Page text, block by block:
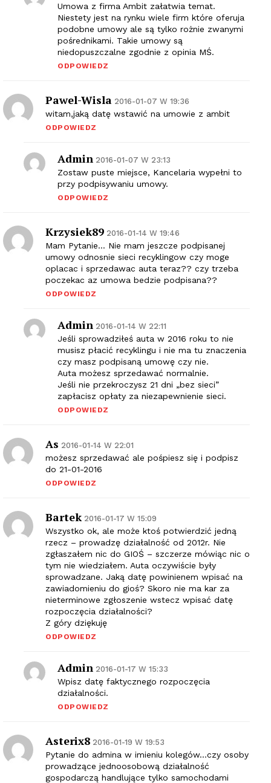
Umowa z firma Ambit załatwia temat.
Niestety jest na rynku wiele firm które oferuja
podobne umowy ale są tylko rożnie zwanymi
pośrednikami. Takie umowy są
niedopuszczalne zgodnie z opinia MŚ.
ODPOWIEDZ
Pawel-Wisla 2016-01-07 W 19:36
witam,jaką datę wstawić na umowie z ambit
ODPOWIEDZ
Admin 2016-01-07 W 23:13
Zostaw puste miejsce, Kancelaria wypełni to
przy podpisywaniu umowy.
ODPOWIEDZ
Krzysiek89 2016-01-14 W 19:46
Mam Pytanie… Nie mam jeszcze podpisanej
umowy odnosnie sieci recyklingow czy moge
oplacac i sprzedawac auta teraz?? czy trzeba
poczekac az umowa bedzie podpisana??
ODPOWIEDZ
Admin 2016-01-14 W 22:11
Jeśli sprowadziłeś auta w 2016 roku to nie
musisz płacić recyklingu i nie ma tu znaczenia
czy masz podpisaną umowę czy nie.
Auta możesz sprzedawać normalnie.
Jeśli nie przekroczysz 21 dni „bez sieci”
zapłacisz opłaty za niezapewnienie sieci.
ODPOWIEDZ
As 2016-01-14 W 22:01
możesz sprzedawać ale pośpiesz się i podpisz
do 21-01-2016
ODPOWIEDZ
Bartek 2016-01-17 W 15:09
Wszystko ok, ale może ktoś potwierdzić jedną
rzecz – prowadzę działalność od 2012r. Nie
zgłaszałem nic do GIOŚ – szczerze mówiąc nic o
tym nie wiedziałem. Auta oczywiście były
sprowadzane. Jaką datę powinienem wpisać na
zawiadomieniu do gioś? Skoro nie ma kar za
nieterminowe zgłoszenie wstecz wpisać datę
rozpoczęcia działalności?
Z góry dziękuję
ODPOWIEDZ
Admin 2016-01-17 W 15:33
Wpisz datę faktycznego rozpoczęcia
działalności.
ODPOWIEDZ
Asterix8 2016-01-19 W 19:53
Pytanie do admina w imieniu kolegów…czy osoby
prowadzące jednoosobową działalność
gospodarczą handlujące tylko samochodami